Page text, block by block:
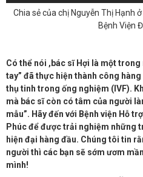
Chia sẻ của chị Nguyễn Thị Hạnh
Bệnh Viện
Có thể nói ,bác sĩ Hợi là một
tay” đã thực hiện thành công
thụ tinh trong ống nghiệm (IVF).
mà bác sĩ còn có tâm của người
mẫu”. Hãy đến với Bệnh viện Hỗ
Phúc để được trải nghiệm những
hiện đại hàng đầu. Chúng tôi tin
người thì các bạn sẽ sớm ươm
mình!